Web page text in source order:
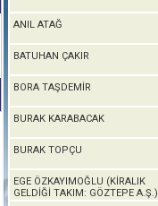
ANIL ATAĞ
BATUHAN ÇAKIR
BORA TAŞDEMİR
BURAK KARABACAK
BURAK TOPÇU
EGE ÖZKAYIMOĞLU (KİRALIK
GELDİĞİ TAKIM: GÖZTEPE A.Ş.)